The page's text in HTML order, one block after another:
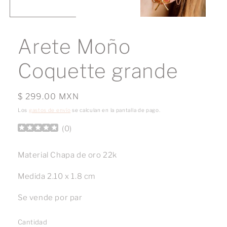
Arete Moño
Coquette grande
Precio
habitual
$ 299.00 MXN
Los gastos de envío se calculan en la pantalla de pago.
(0)
Material Chapa de oro 22k
Medida 2.10 x 1.8 cm
Se vende por par
Cantidad